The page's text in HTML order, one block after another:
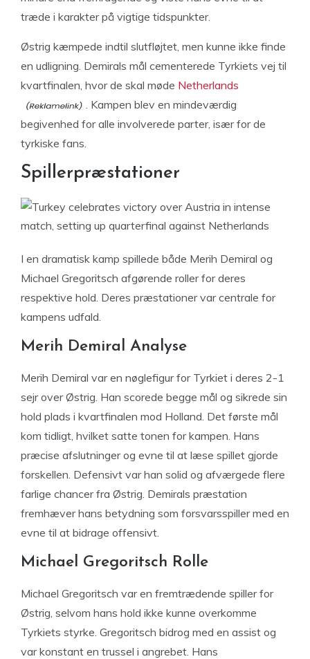
træde i karakter på vigtige tidspunkter.
Østrig kæmpede indtil slutfløjtet, men kunne ikke finde
en udligning. Demirals mål cementerede Tyrkiets vej til
kvartfinalen, hvor de skal møde Netherlands
. Kampen blev en mindeværdig
begivenhed for alle involverede parter, især for de
tyrkiske fans.
Spillerpræstationer
I en dramatisk kamp spillede både Merih Demiral og
Michael Gregoritsch afgørende roller for deres
respektive hold. Deres præstationer var centrale for
kampens udfald.
Merih Demiral Analyse
Merih Demiral var en nøglefigur for Tyrkiet i deres 2-1
sejr over Østrig. Han scorede begge mål og sikrede sin
hold plads i kvartfinalen mod Holland. Det første mål
kom tidligt, hvilket satte tonen for kampen. Hans
præcise afslutninger og evne til at læse spillet gjorde
forskellen. Defensivt var han solid og afværgede flere
farlige chancer fra Østrig. Demirals præstation
fremhæver hans betydning som forsvarsspiller med en
evne til at bidrage offensivt.
Michael Gregoritsch Rolle
Michael Gregoritsch var en fremtrædende spiller for
Østrig, selvom hans hold ikke kunne overkomme
Tyrkiets styrke. Gregoritsch bidrog med en assist og
var konstant en trussel i angrebet. Hans